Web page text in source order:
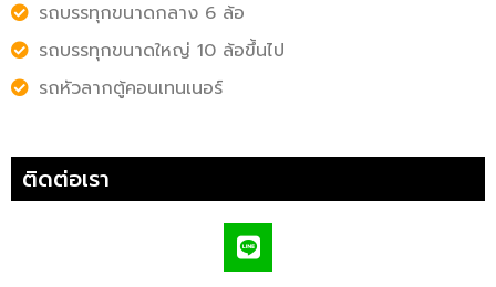
รถบรรทุกขนาดกลาง 6 ล้อ
รถบรรทุกขนาดใหญ่ 10 ล้อขึ้นไป
รถหัวลากตู้คอนเทนเนอร์
ติดต่อเรา